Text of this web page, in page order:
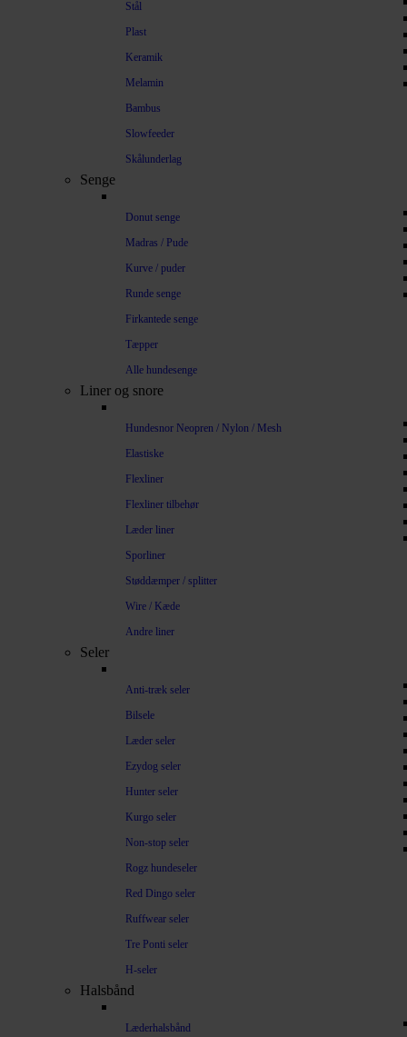
Stål
Plast
Keramik
Melamin
Bambus
Slowfeeder
Skålunderlag
Senge
Donut senge
Madras / Pude
Kurve / puder
Runde senge
Firkantede senge
Tæpper
Alle hundesenge
Liner og snore
Hundesnor Neopren / Nylon / Mesh
Elastiske
Flexliner
Flexliner tilbehør
Læder liner
Sporliner
Støddæmper / splitter
Wire / Kæde
Andre liner
Seler
Anti-træk seler
Bilsele
Læder seler
Ezydog seler
Hunter seler
Kurgo seler
Non-stop seler
Rogz hundeseler
Red Dingo seler
Ruffwear seler
Tre Ponti seler
H-seler
Halsbånd
Læderhalsbånd